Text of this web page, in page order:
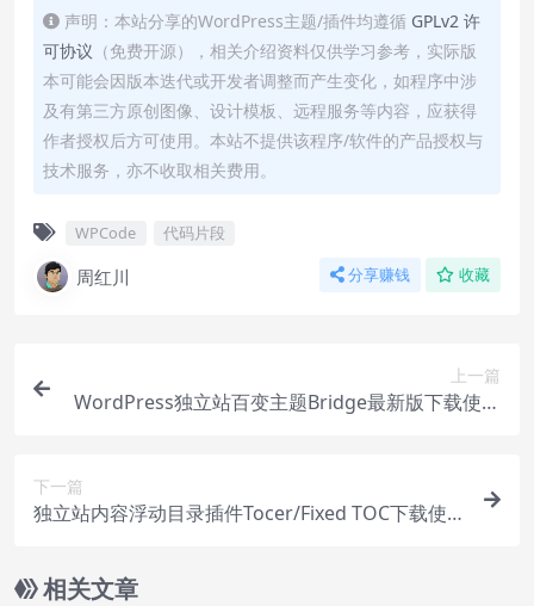
声明：本站分享的WordPress主题/插件均遵循 GPLv2 许
可协议 （免费开源），相关介绍资料仅供学习参考，实际版
本可能会因版本迭代或开发者调整而产生变化，如程序中涉
及有第三方原创图像、设计模板、远程服务等内容，应获得
作者授权后方可使用。本站不提供该程序/软件的产品授权与
技术服务，亦不收取相关费用。
WPCode 代码片段
周红川 分享赚钱 收藏
上一篇
WordPress独立站百变主题Bridge最新版下载使用
下一篇
独立站内容浮动目录插件Tocer/Fixed TOC下载使
相关文章